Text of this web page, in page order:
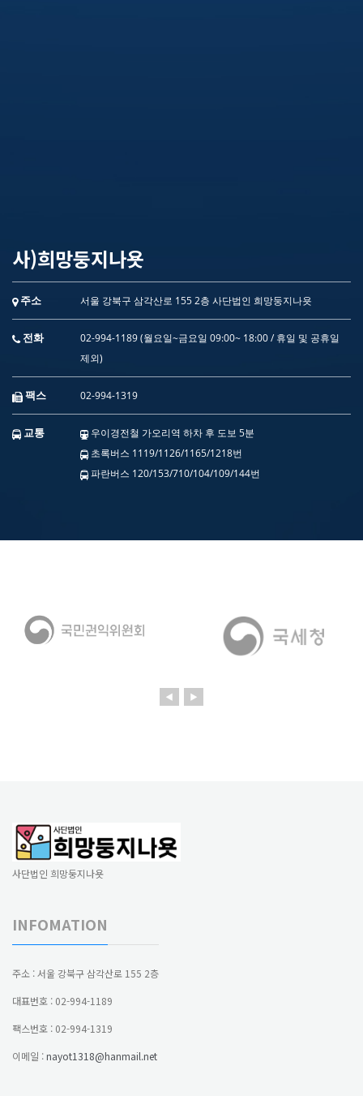
사)희망둥지나욧
주소 서울 강북구 삼각산로 155 2층 사단법인 희망둥지나욧
전화
02-994-1189 (월요일~금요일 09:00~ 18:00 / 휴일 및 공휴일
제외)
팩스 02-994-1319
교통
우이경전철 가오리역 하차 후 도보 5분
초록버스 1119/1126/1165/1218번
파란버스 120/153/710/104/109/144번
사단법인 희망둥지나욧
INFOMATION
주소 : 서울 강북구 삼각산로 155 2층
대표번호 : 02-994-1189
팩스번호 : 02-994-1319
이메일 :nayot1318@hanmail.net